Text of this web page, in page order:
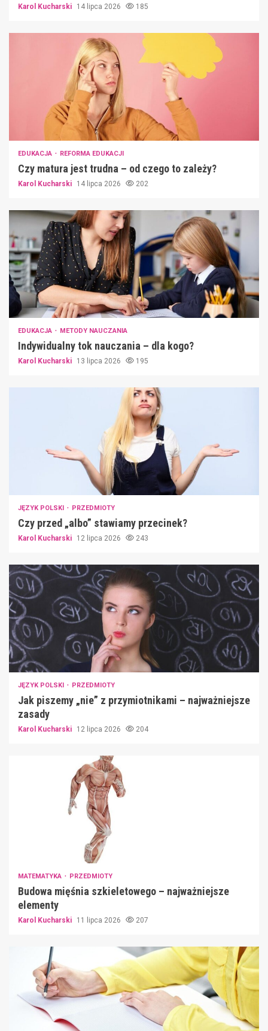
Karol Kucharski 14 lipca 2026 185
EDUKACJA REFORMA EDUKACJI
Czy matura jest trudna – od czego to zależy?
Karol Kucharski 14 lipca 2026 202
EDUKACJA METODY NAUCZANIA
Indywidualny tok nauczania – dla kogo?
Karol Kucharski 13 lipca 2026 195
JĘZYK POLSKI PRZEDMIOTY
Czy przed „albo” stawiamy przecinek?
Karol Kucharski 12 lipca 2026 243
JĘZYK POLSKI PRZEDMIOTY
Jak piszemy „nie” z przymiotnikami – najważniejsze
zasady
Karol Kucharski 12 lipca 2026 204
MATEMATYKA PRZEDMIOTY
Budowa mięśnia szkieletowego – najważniejsze
elementy
Karol Kucharski 11 lipca 2026 207